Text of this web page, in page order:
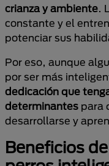
crianza y ambiente.
constante y el
potenciar sus
Por eso, aunque
por ser más
dedicación que
determinantes para
desarrollarse y
Beneficios